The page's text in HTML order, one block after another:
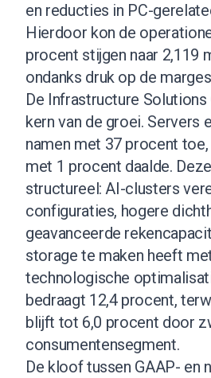
en reducties in PC-
Hierdoor kon de
procent stijgen naar 2,119
ondanks druk op de
De Infrastructure
kern van de groei. Servers
namen met 37 procent
met 1 procent daalde.
structureel: AI-clusters
configuraties, hogere
geavanceerde
storage te maken heeft
technologische
bedraagt 12,4 procent,
blijft tot 6,0 procent door
consumentensegment.
De kloof tussen GAAP- en